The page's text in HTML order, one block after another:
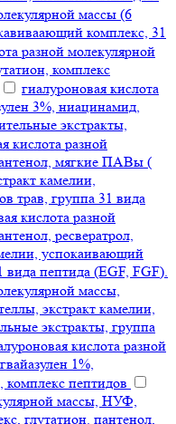
массы (6
комплекс, 31
разной молекулярной
комплекс
гиалуроновая кислота
3%, ниацинамид,
экстракты,
кислота разной
мягкие ПАВы (
камелии,
трав, группа 31 вида
кислота разной
ресвератрол,
успокаивающий
вида пептида (EGF, FGF).
массы,
экстракт камелии,
экстракты, группа
кислота разной
1%,
комплекс пептидов
массы, НУФ,
глутатион. пантенол,